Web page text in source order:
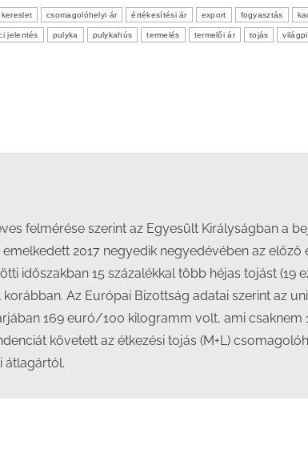
csomagolóhelyi ár értékesítési ár export fogyasztás
jelentés pulyka pulykahús termelés termelői ár tojás
felmérése szerint az Egyesült Királyságban a
2017 negyedik negyedévében az előző
időszakban 15 százalékkal több héjas tojást (19
Az Európai Bizottság adatai szerint az
169 euró/100 kilogramm volt, ami csaknem
követett az étkezési tojás (M+L)
átlagártól.